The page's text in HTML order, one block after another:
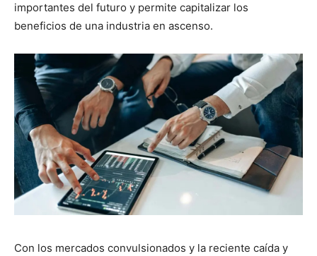
importantes del futuro y permite capitalizar los
beneficios de una industria en ascenso.
Con los mercados convulsionados y la reciente caída y